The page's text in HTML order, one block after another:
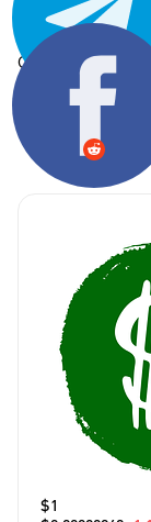
Chia sẻ:
$1